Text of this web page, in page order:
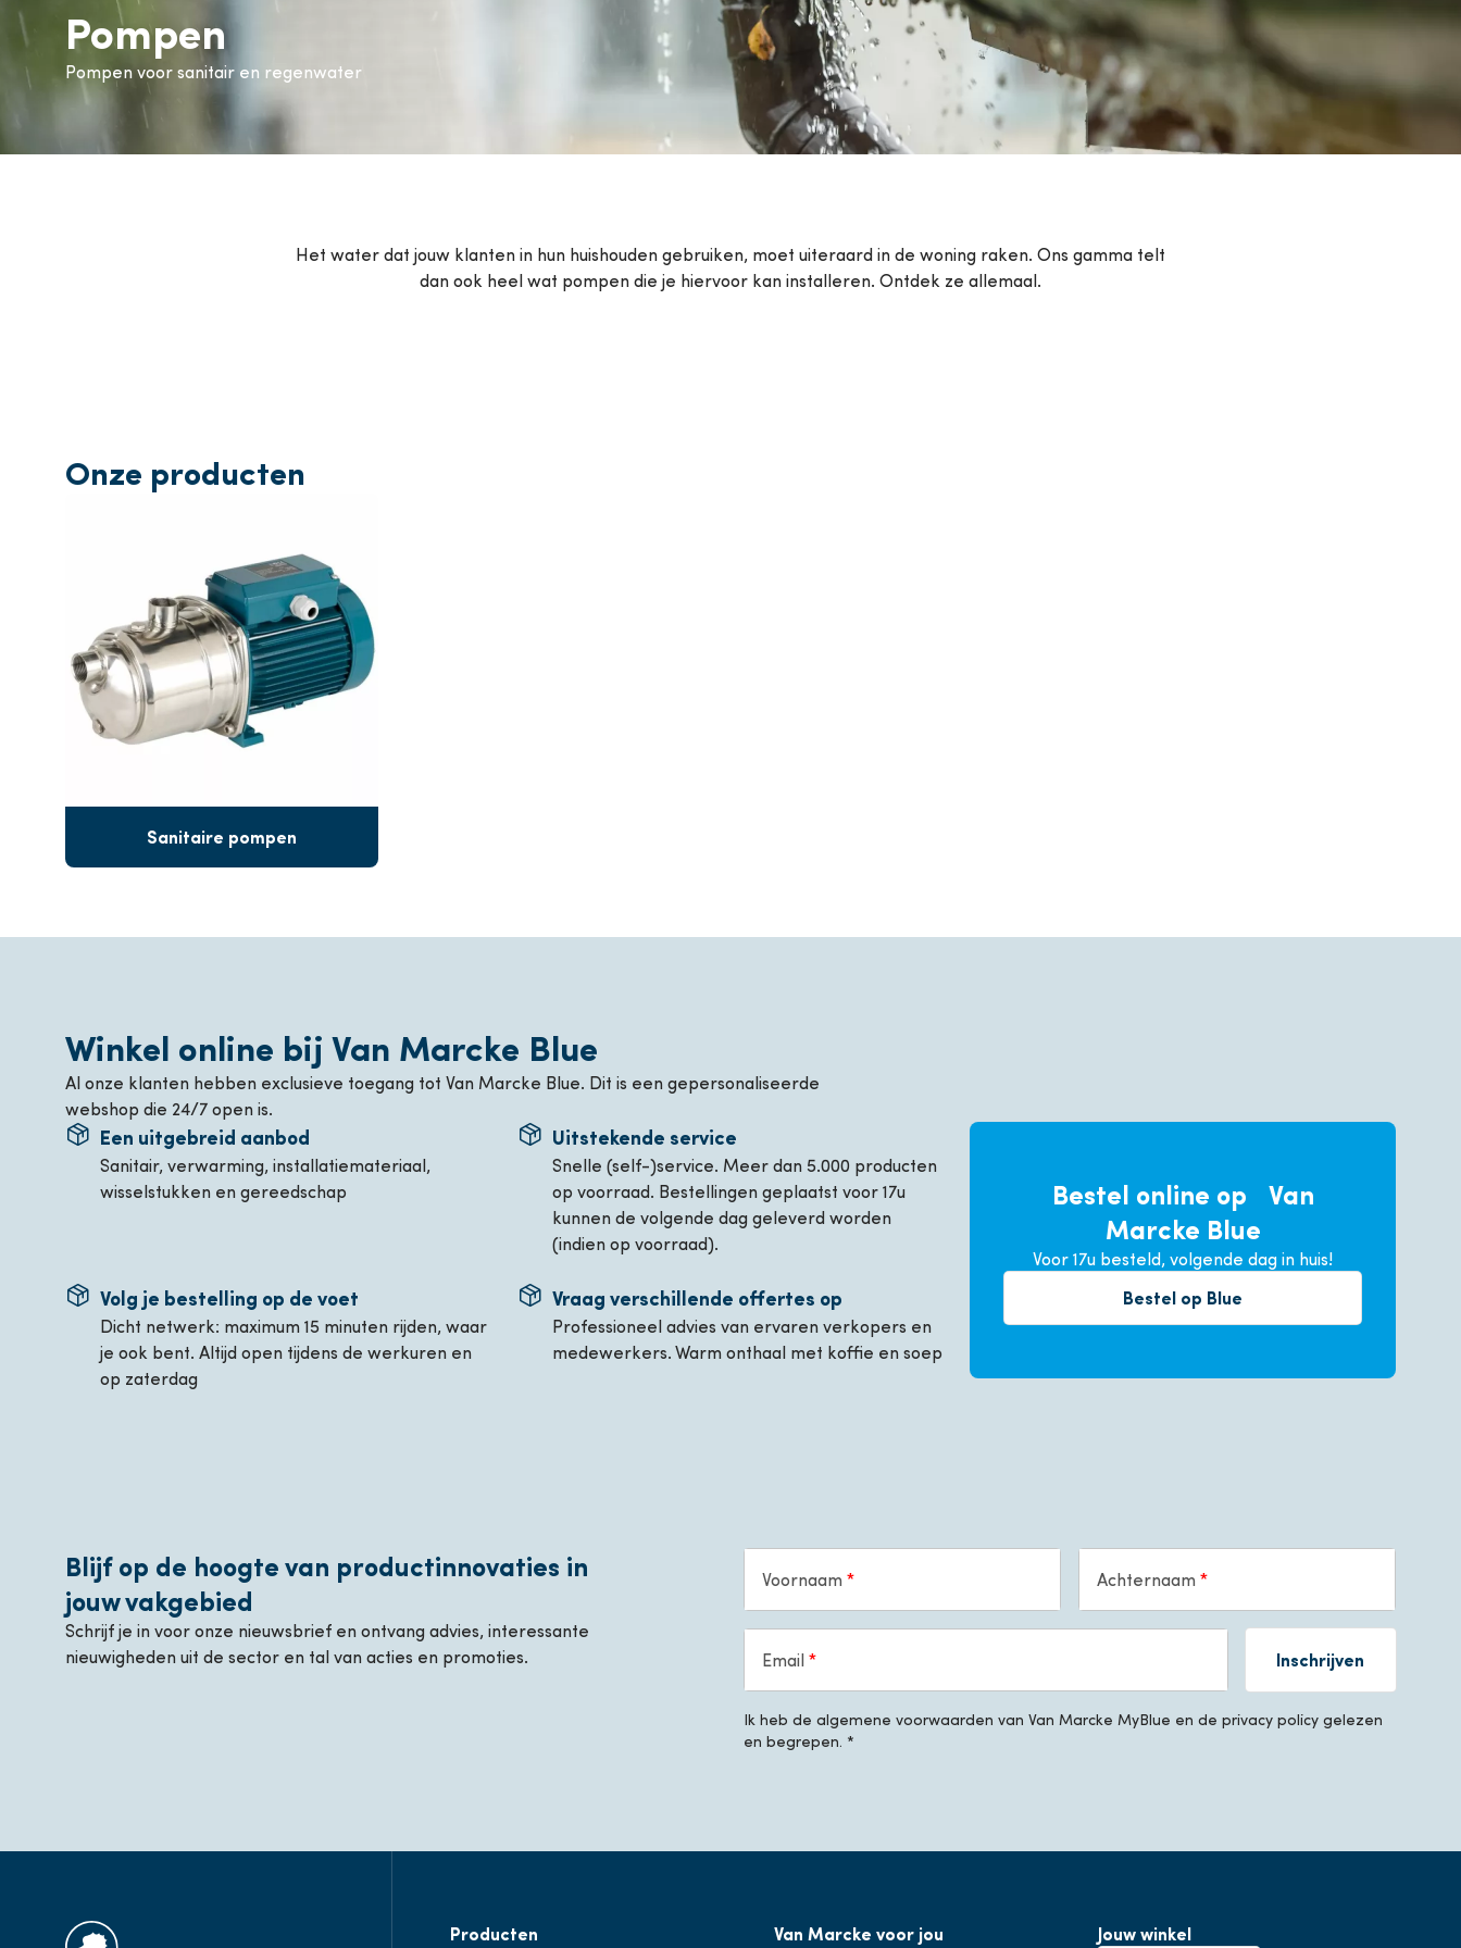
Airconditioning
Bekijk alle producten
Van Marcke College
Pompen
Pompen voor sanitair en regenwater
Het water dat jouw klanten in hun huishouden gebruiken, moet uiteraard in de woning raken. Ons gamma telt
dan ook heel wat pompen die je hiervoor kan installeren. Ontdek ze allemaal.
Onze producten
Sanitaire pompen
Winkel online bij Van Marcke Blue
Al onze klanten hebben exclusieve toegang tot Van Marcke Blue. Dit is een gepersonaliseerde
webshop die 24/7 open is.
Een uitgebreid aanbod
Sanitair, verwarming, installatiemateriaal,
wisselstukken en gereedschap
Uitstekende service
Snelle (self-)service. Meer dan 5.000 producten
op voorraad. Bestellingen geplaatst voor 17u
kunnen de volgende dag geleverd worden
(indien op voorraad).
Volg je bestelling op de voet
Dicht netwerk: maximum 15 minuten rijden, waar
je ook bent. Altijd open tijdens de werkuren en
op zaterdag
Vraag verschillende offertes op
Professioneel advies van ervaren verkopers en
medewerkers. Warm onthaal met koffie en soep
Bestel online op Van
Marcke Blue
Voor 17u besteld, volgende dag in huis!
Bestel op Blue
Blijf op de hoogte van productinnovaties in
jouw vakgebied
Schrijf je in voor onze nieuwsbrief en ontvang advies, interessante
nieuwigheden uit de sector en tal van acties en promoties.
Voornaam Achternaam
Email Inschrijven
Ik heb de algemene voorwaarden van Van Marcke MyBlue en de privacy policy gelezen
en begrepen. *
Jouw winkel
Producten Van Marcke voor jou